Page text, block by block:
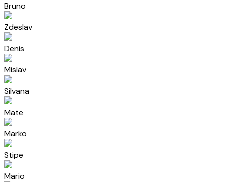
Bruno
Zdeslav
Denis
Mislav
Silvana
Mate
Marko
Stipe
Mario